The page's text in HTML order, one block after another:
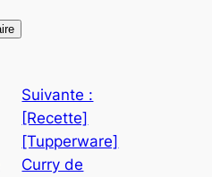
Suivante :
[Recette]
[Tupperware]
Curry de